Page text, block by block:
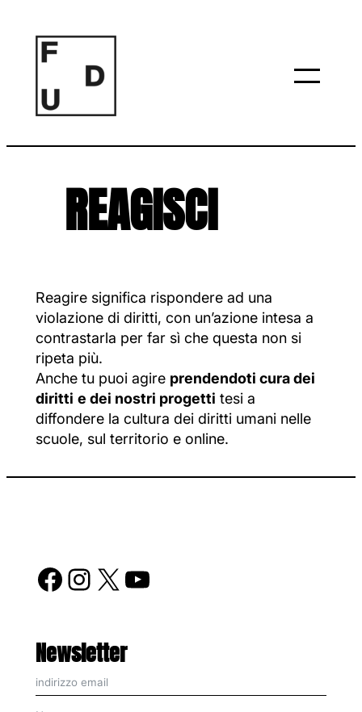
contenuto
REAGISCI
Reagire significa rispondere ad una
violazione di diritti, con un’azione intesa a
contrastarla per far sì che questa non si
ripeta più.
Anche tu puoi agire prendendoti cura dei
diritti e dei nostri progetti tesi a
diffondere la cultura dei diritti umani nelle
scuole, sul territorio e online.
Facebook Instagram X YouTube
Newsletter